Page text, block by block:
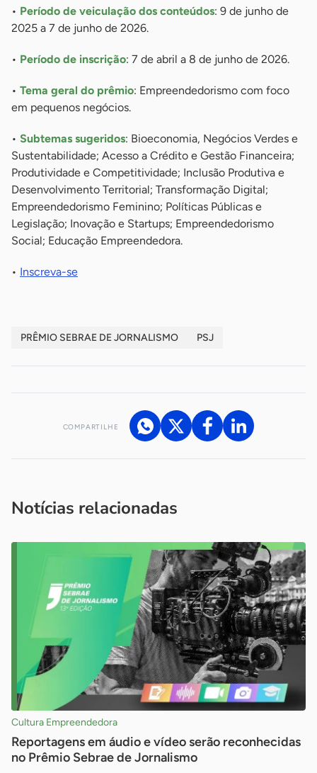
• Período de veiculação dos conteúdos: 9 de junho de
2025 a 7 de junho de 2026.
• Período de inscrição: 7 de abril a 8 de junho de 2026.
• Tema geral do prêmio: Empreendedorismo com foco
em pequenos negócios.
• Subtemas sugeridos: Bioeconomia, Negócios Verdes e
Sustentabilidade; Acesso a Crédito e Gestão Financeira;
Produtividade e Competitividade; Inclusão Produtiva e
Desenvolvimento Territorial; Transformação Digital;
Empreendedorismo Feminino; Políticas Públicas e
Legislação; Inovação e Startups; Empreendedorismo
Social; Educação Empreendedora.
• Inscreva-se
PRÊMIO SEBRAE DE JORNALISMO PSJ
COMPARTILHE
Notícias relacionadas
Cultura Empreendedora
Reportagens em áudio e vídeo serão reconhecidas
no Prêmio Sebrae de Jornalismo